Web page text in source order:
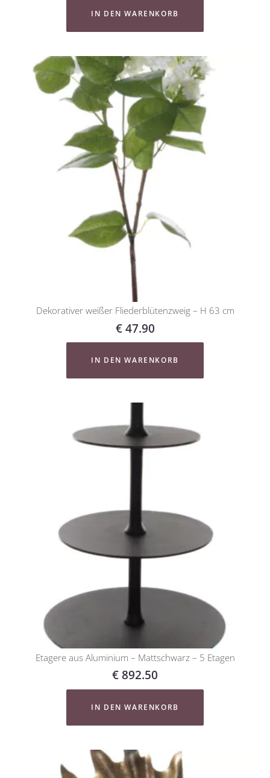
IN DEN WARENKORB
Dekorativer weißer Fliederblütenzweig – H 63 cm
€47.90
IN DEN WARENKORB
Etagere aus Aluminium – Mattschwarz – 5 Etagen
€892.50
IN DEN WARENKORB